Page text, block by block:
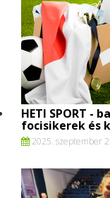
HETI SPORT -
focisikerek és
2025. szeptember